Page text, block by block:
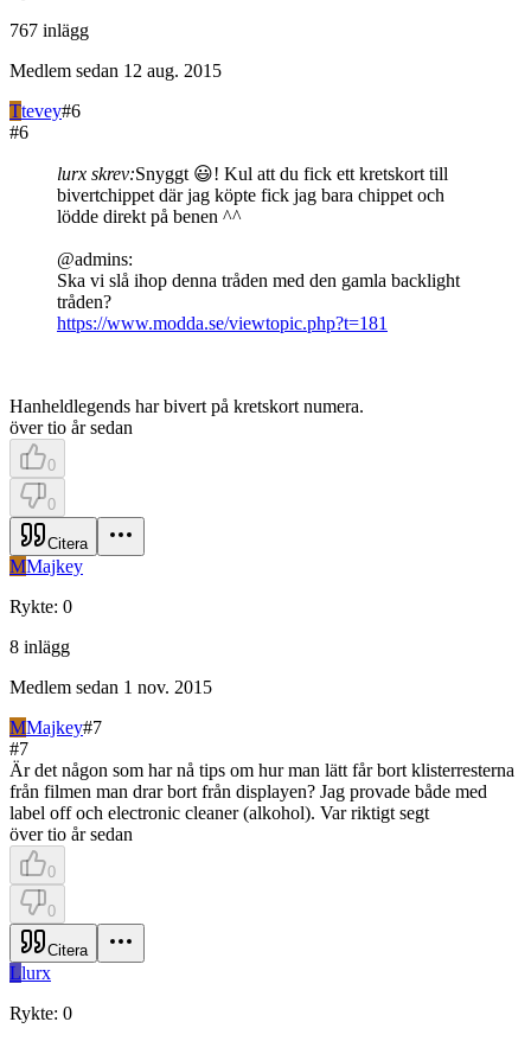
767 inlägg
Medlem sedan 12 aug. 2015
Ttevey#6
#6
lurx skrev:Snyggt 😃! Kul att du fick ett kretskort till
bivertchippet där jag köpte fick jag bara chippet och
lödde direkt på benen ^^
@admins:
Ska vi slå ihop denna tråden med den gamla backlight
tråden?
https://www.modda.se/viewtopic.php?t=181
Hanheldlegends har bivert på kretskort numera.
över tio år sedan
0
0
Citera
MMajkey
Rykte: 0
8 inlägg
Medlem sedan 1 nov. 2015
MMajkey#7
#7
Är det någon som har nå tips om hur man lätt får bort klisterresterna
från filmen man drar bort från displayen? Jag provade både med
label off och electronic cleaner (alkohol). Var riktigt segt
över tio år sedan
0
0
Citera
Llurx
Rykte: 0